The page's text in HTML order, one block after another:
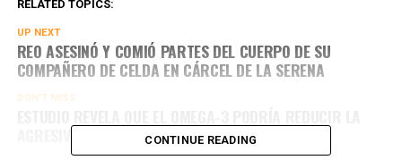
RELATED TOPICS:
UP NEXT
REO ASESINÓ Y COMIÓ PARTES DEL CUERPO DE SU
COMPAÑERO DE CELDA EN CÁRCEL DE LA SERENA
DON'T MISS
AGRESIVIDAD EN UN 28%CONTINUE READING